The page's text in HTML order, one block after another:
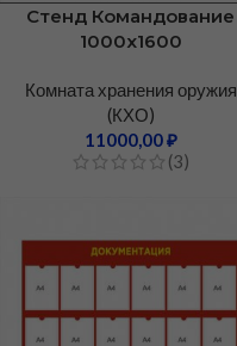
Стенд Командование
1000х1600
Комната хранения оружия
(КХО)
11000,00₽
(3)